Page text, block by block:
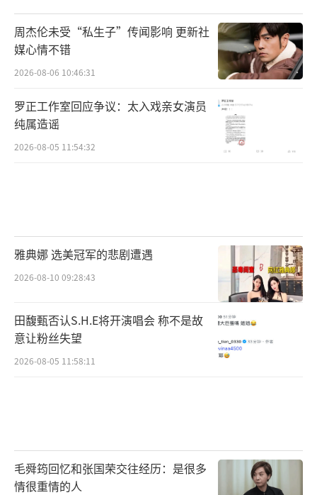
周杰伦未受“私生子”传闻影响 更新社
媒心情不错
2026-08-06 10:46:31
罗正工作室回应争议：太入戏亲女演员
纯属造谣
2026-08-05 11:54:32
雅典娜 选美冠军的悲剧遭遇
2026-08-10 09:28:43
田馥甄否认S.H.E将开演唱会 称不是故
意让粉丝失望
2026-08-05 11:58:11
毛舜筠回忆和张国荣交往经历：是很多
情很重情的人